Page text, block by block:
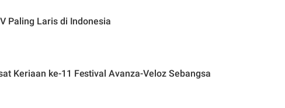
Paling Laris di Indonesia
Keriaan ke-11 Festival Avanza-Veloz Sebangsa